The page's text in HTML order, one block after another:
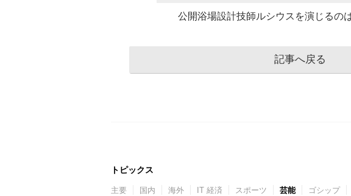
公開浴場設計技師ルシウスを演じるの
記事へ戻る
トピックス
主要 国内 海外 IT 経済 スポーツ 芸能 ゴシップ